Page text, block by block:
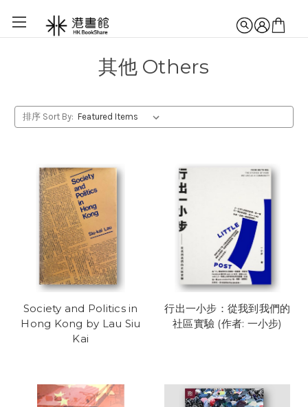
其他 Others
排序 Sort By:
Society and Politics in
Hong Kong by Lau Siu
Kai
行出一小步：從我到我們的
社區實驗 (作者: 一小步)